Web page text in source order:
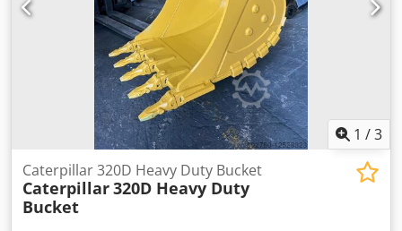
1 /3
Caterpillar 320D Heavy Duty Bucket
Caterpillar320D Heavy Duty
Bucket